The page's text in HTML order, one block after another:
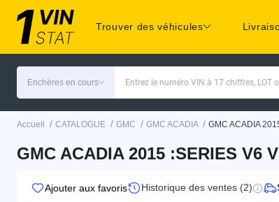
Trouver des véhicules
Enchères en cours Entrez le numéro VIN à 17 chiffres, LOT
Accueil / CATALOGUE / GMC / GMC ACADIA / GMC ACADIA
GMC ACADIA 2015 :SERIES V6
Ajouter aux favoris Historique des ventes (2)